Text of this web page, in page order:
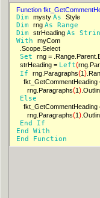
Function
Dim mysty As Style
Dim rng As Range
Dim strHeading As
With
myCom
.Scope.Select
Set rng =
strHeading = Left(
If rng.Paragraphs(1)
rng.Paragraphs(1)
Else
rng.Paragraphs(1)
End
If
End With
End
Function